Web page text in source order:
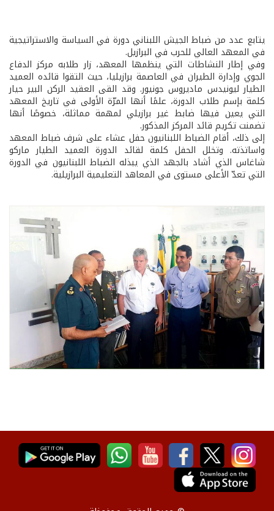
يتابع عدد من ضباط الجيش اللبناني دورة في السياسة والاستراتيجية
في المعهد العالي للحرب في البرازيل.
وفي إطار النشاطات التي ينظمها المعهد، زار طلابه مركز الدفاع
الجوي وإدارة الطيران في العاصمة برازيليا، حيث التقوا قائده العميد
الطيار ليونيدس ماديروس جونيور. وقد القى العقيد الركن البير حيار
كلمة بإسم طلاب الدورة، علمًا أنها المرّة الأولى في تاريخ المعهد
التي يعين فيها ضابط غير برازيلي لمهمة مماثلة، خصوصًا أنها
تضمنت تكريم قائد المركز المذكور.
إلى ذلك، أقام الضباط اللبنانيون حفل عشاء على شرف ضباط المعهد
واساتذته. وتخلل الحفل كلمة لقائد الدورة العميد الطيار ماركو
شاغاس الذي أشاد بالجهد الذي يبذله الضباط اللبنانيون في الدورة
التي تعدّ الأعلى مستوى في المعاهد التعليمية البرازيلية.